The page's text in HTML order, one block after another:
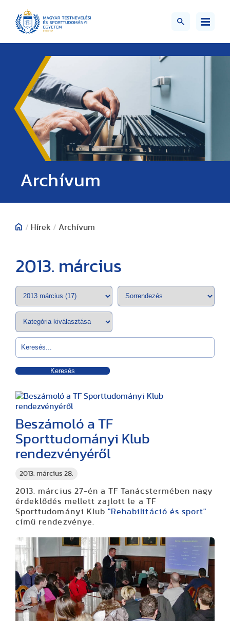
Archívum
/ Hírek / Archívum
2013. március
Keresés
2013. március 28.
Beszámoló a TF
Sporttudományi Klub
rendezvényéről
2013. március 27-én a TF Tanácstermében nagy
érdeklődés mellett zajlott le a TF
Sporttudományi Klub "Rehabilitáció és sport"
című rendezvénye.